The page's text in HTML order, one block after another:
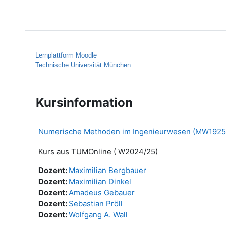
Lernplattform Moodle
Technische Universität München
Kursinformation
Numerische Methoden im Ingenieurwesen
Kurs aus TUMOnline ( W2024/25)
Dozent: Maximilian Bergbauer
Dozent: Maximilian Dinkel
Dozent:Amadeus Gebauer
Dozent: Sebastian Pröll
Dozent:Wolfgang A. Wall